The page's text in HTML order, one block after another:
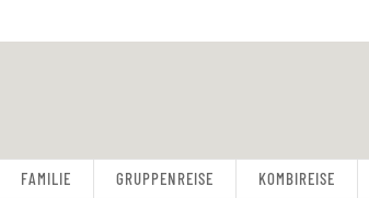
FAMILIE GRUPPENREISE KOMBIREISE